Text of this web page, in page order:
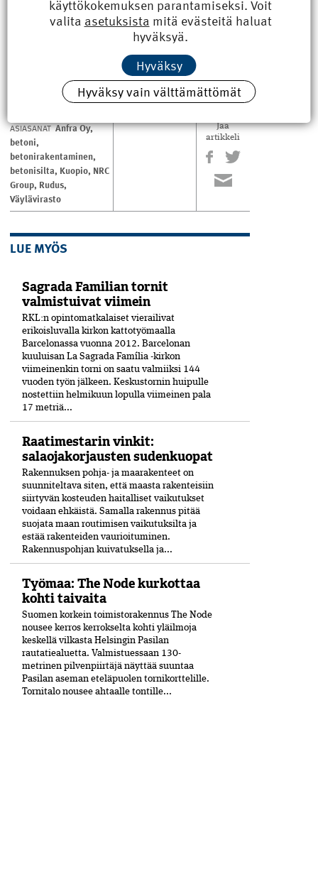
betonireseptejä ja käyttöohjeita pyrittiin parantamaan.
Muutettu tekstiä 23.9.2024:
Lisätty Väyläviraston
tiedot sillan betonitoimittajan vaihtumisesta.
Teksti ja kuva Reijo Holopainen
ASIASANAT Anfra Oy,
betoni,
betonirakentaminen,
betonisilta, Kuopio, NRC
Group, Rudus,
Väylävirasto
Jaa
artikkeli
LUE MYÖS
Sagrada Familian tornit
valmistuivat viimein
RKL:n opintomatkalaiset vierailivat
erikoisluvalla kirkon kattotyömaalla
Barcelonassa vuonna 2012. Barcelonan
kuuluisan La Sagrada Família -kirkon
viimeinenkin torni on saatu valmiiksi­ 144
vuoden työn jälkeen. Keskustornin huipulle
nostettiin helmikuun lopulla viimeinen pala
17 metriä...
Raatimestarin vinkit:
salaojakorjausten sudenkuopat
Rakennuksen pohja- ja maarakenteet on
suunniteltava siten, että maasta rakenteisiin
siirtyvän kosteuden haitalliset vaikutukset
voidaan ehkäistä. Samalla rakennus pitää
suojata maan routimisen vaikutuksilta ja
estää rakenteiden vaurioituminen.
Rakennuspohjan kuivatuksella ja...
Työmaa: The Node kurkottaa
kohti taivaita
Suomen korkein toimistorakennus The Node
nousee kerros kerrokselta kohti yläilmoja
keskellä vilkasta Helsingin Pasilan
rautatiealuetta. Valmistuessaan 130-
metrinen pilvenpiirtäjä näyttää suuntaa
Pasilan aseman eteläpuolen tornikorttelille.
Tornitalo nousee ahtaalle tontille...
käyttökokemuksen parantamiseksi. Voit
valita asetuksista mitä evästeitä haluat
hyväksyä.
Hyväksy
Hyväksy vain välttämättömät